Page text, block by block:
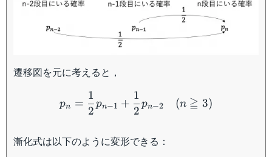
遷移図を元に考えると，
p_n =
pn =
2
1
pn−1 +
2
1
pn−2 (n ≧ 3)
漸化式は以下のように変形できる：